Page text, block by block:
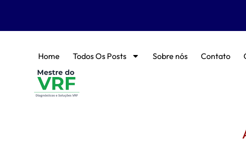
Home Todos Os Posts Sobre nós Contato